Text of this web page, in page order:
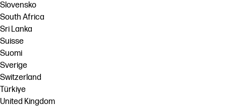
Slovensko
South Africa
Sri Lanka
Suisse
Suomi
Sverige
Switzerland
Türkiye
United Kingdom